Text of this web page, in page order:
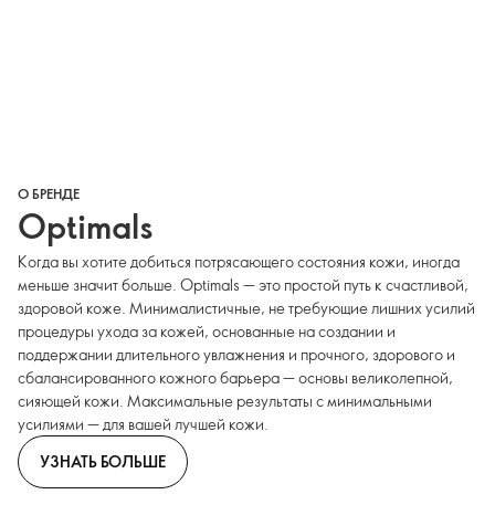
О БРЕНДЕ
Optimals
Когда вы хотите добиться потрясающего состояния кожи, иногда
меньше значит больше. Optimals — это простой путь к счастливой,
здоровой коже. Минималистичные, не требующие лишних усилий
процедуры ухода за кожей, основанные на создании и
поддержании длительного увлажнения и прочного, здорового и
сбалансированного кожного барьера — основы великолепной,
сияющей кожи. Максимальные результаты с минимальными
усилиями — для вашей лучшей кожи.
УЗНАТЬ БОЛЬШЕ